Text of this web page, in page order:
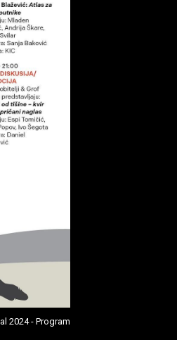
2024 - Program